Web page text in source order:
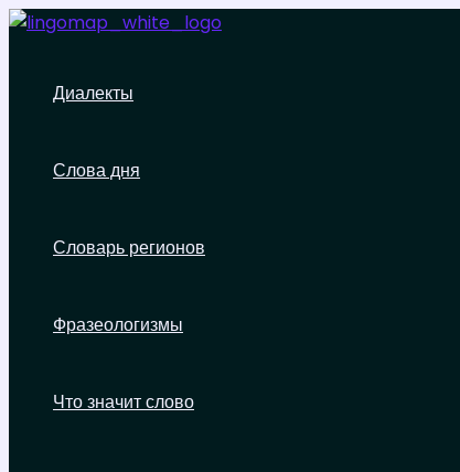
Перейти
Диалекты
Слова дня
Словарь регионов
Фразеологизмы
Что значит слово